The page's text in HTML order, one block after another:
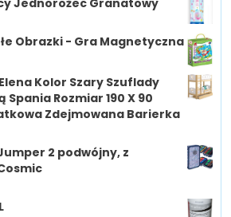
Obrazki - Gra Magnetyczna
Kolor Szary Szuflady
Spania Rozmiar 190 X 90
Zdejmowana Barierka
2 podwójny, z